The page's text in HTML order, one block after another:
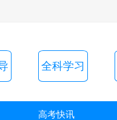
全科学习
高考快讯